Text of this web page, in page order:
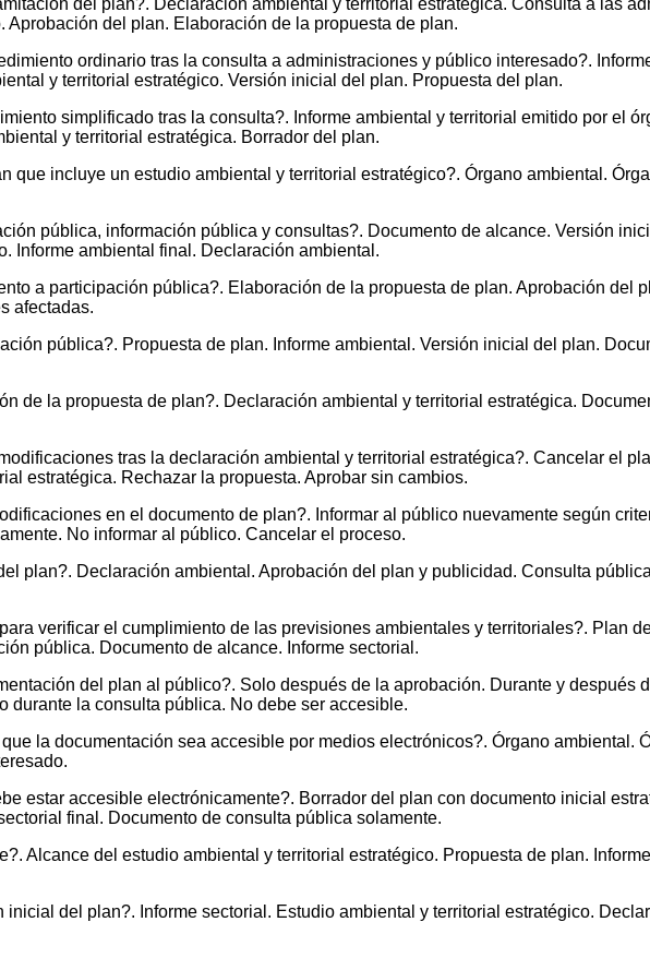
del plan?. Declaración ambiental y territorial estratégica. Consulta a las
del plan. Elaboración de la propuesta de plan.
ordinario tras la consulta a administraciones y público interesado?.
y territorial estratégico. Versión inicial del plan. Propuesta del plan.
simplificado tras la consulta?. Informe ambiental y territorial emitido por el
y territorial estratégica. Borrador del plan.
que incluye un estudio ambiental y territorial estratégico?. Órgano ambiental.
pública, información pública y consultas?. Documento de alcance. Versión
Informe ambiental final. Declaración ambiental.
a participación pública?. Elaboración de la propuesta de plan. Aprobación del
afectadas.
pública?. Propuesta de plan. Informe ambiental. Versión inicial del plan.
de la propuesta de plan?. Declaración ambiental y territorial estratégica.
tras la declaración ambiental y territorial estratégica?. Cancelar el
estratégica. Rechazar la propuesta. Aprobar sin cambios.
en el documento de plan?. Informar al público nuevamente según
No informar al público. Cancelar el proceso.
plan?. Declaración ambiental. Aprobación del plan y publicidad. Consulta
verificar el cumplimiento de las previsiones ambientales y territoriales?. Plan
pública. Documento de alcance. Informe sectorial.
del plan al público?. Solo después de la aprobación. Durante y después
durante la consulta pública. No debe ser accesible.
la documentación sea accesible por medios electrónicos?. Órgano ambiental.
estar accesible electrónicamente?. Borrador del plan con documento inicial
final. Documento de consulta pública solamente.
Alcance del estudio ambiental y territorial estratégico. Propuesta de plan.
del plan?. Informe sectorial. Estudio ambiental y territorial estratégico.